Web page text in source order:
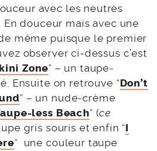
avec les neutres
douceur mais avec une
même puisque le premier
observer ci-dessus c’est
Zone” – un taupe-
Ensuite on retrouve “Don’t
” – un nude-crème
less Beach” (ce
gris souris et enfin “I
” une couleur taupe